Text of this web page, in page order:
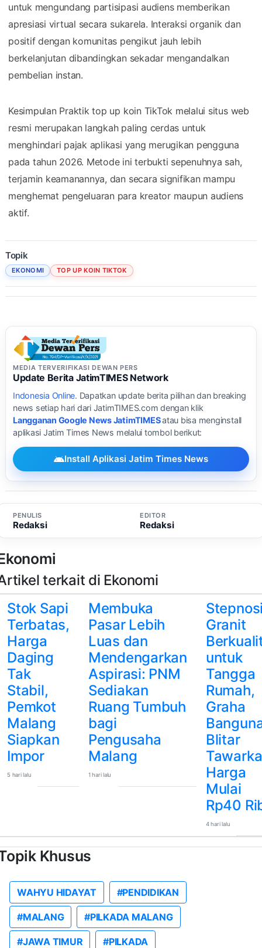
untuk mengundang partisipasi audiens memberikan
apresiasi virtual secara sukarela. Interaksi organik dan
positif dengan komunitas pengikut jauh lebih
berkelanjutan dibandingkan sekadar mengandalkan
pembelian instan.
Kesimpulan Praktik top up koin TikTok melalui situs web
resmi merupakan langkah paling cerdas untuk
menghindari pajak aplikasi yang merugikan pengguna
pada tahun 2026. Metode ini terbukti sepenuhnya sah,
terjamin keamanannya, dan secara signifikan mampu
menghemat pengeluaran para kreator maupun audiens
aktif.
Topik
EKONOMI TOP UP KOIN TIKTOK
MEDIA TERVERIFIKASI DEWAN PERS
Update Berita JatimTIMES Network
Indonesia Online. Dapatkan update berita pilihan dan breaking
news setiap hari dari JatimTIMES.com dengan klik
Langganan Google News JatimTIMESatau bisa menginstall
aplikasi Jatim Times News melalui tombol berikut:
Install Aplikasi Jatim Times News
PENULIS
Redaksi
EDITOR
Redaksi
terkait di Ekonomi
Stok Sapi
Terbatas,
Harga
Daging
Tak
Stabil,
Pemkot
Malang
Siapkan
Impor
5 hari lalu
Membuka
Pasar Lebih
Luas dan
Mendengarkan
Aspirasi: PNM
Sediakan
Ruang Tumbuh
bagi
Pengusaha
Malang
1 hari lalu
Granit
untuk
Tangga
Rumah,
Graha
Blitar
Harga
Mulai
Rp40
4 hari lalu
Khusus
WAHYU HIDAYAT #PENDIDIKAN
#MALANG #PILKADA MALANG
#JAWA TIMUR #PILKADA